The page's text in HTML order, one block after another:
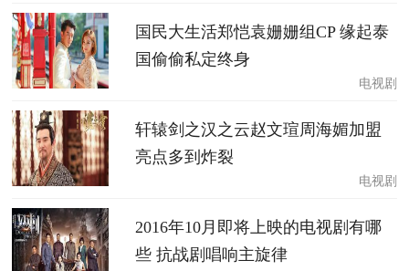
国民大生活郑恺袁姗姗组CP 缘起泰
国偷偷私定终身
电视剧
轩辕剑之汉之云赵文瑄周海媚加盟
亮点多到炸裂
电视剧
2016年10月即将上映的电视剧有哪
些 抗战剧唱响主旋律